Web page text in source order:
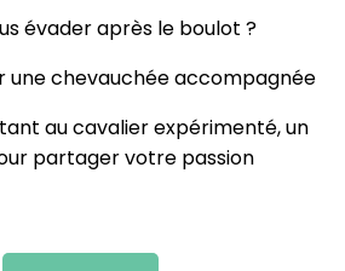
évader après le boulot ?
une chevauchée accompagnée
au cavalier expérimenté, un
partager votre passion